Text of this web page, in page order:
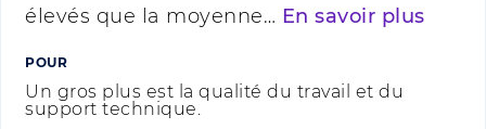
élevés que la moyenne… En savoir plus
POUR
Un gros plus est la qualité du travail et du
support technique.